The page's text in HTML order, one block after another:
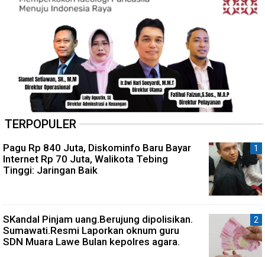
TERPOPULER
Pagu Rp 840 Juta, Diskominfo Baru Bayar
Internet Rp 70 Juta, Walikota Tebing
Tinggi: Jaringan Baik
SKandal Pinjam uang.Berujung dipolisikan.
Sumawati.Resmi Laporkan oknum guru
SDN Muara Lawe Bulan kepolres agara.